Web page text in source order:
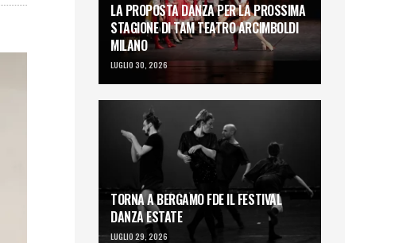
LA PROPOSTA DANZA PER LA PROSSIMA
STAGIONE DI TAM TEATRO ARCIMBOLDI
MILANO
LUGLIO 30, 2026
TORNA A BERGAMO FDE IL FESTIVAL
DANZA ESTATE
LUGLIO 29, 2026